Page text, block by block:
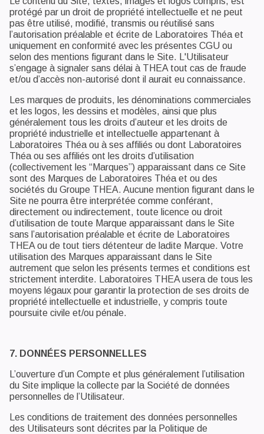
protégé par un droit de propriété intellectuelle et ne peut
pas être utilisé, modifié, transmis ou réutilisé sans
l’autorisation préalable et écrite de Laboratoires Théa et
uniquement en conformité avec les présentes CGU ou
selon des mentions figurant dans le Site. L'Utilisateur
s’engage à signaler sans délai à THEA tout cas de fraude
et/ou d’accès non-autorisé dont il aurait eu connaissance.
Les marques de produits, les dénominations commerciales
et les logos, les dessins et modèles, ainsi que plus
généralement tous les droits d’auteur et les droits de
propriété industrielle et intellectuelle appartenant à
Laboratoires Théa ou à ses affiliés ou dont Laboratoires
Théa ou ses affiliés ont les droits d’utilisation
(collectivement les “Marques”) apparaissant dans ce Site
sont des Marques de Laboratoires Théa et ou des
sociétés du Groupe THEA. Aucune mention figurant dans le
Site ne pourra être interprétée comme conférant,
directement ou indirectement, toute licence ou droit
d’utilisation de toute Marque apparaissant dans le Site
sans l’autorisation préalable et écrite de Laboratoires
THEA ou de tout tiers détenteur de ladite Marque. Votre
utilisation des Marques apparaissant dans le Site
autrement que selon les présents termes et conditions est
strictement interdite. Laboratoires THEA usera de tous les
moyens légaux pour garantir la protection de ses droits de
propriété intellectuelle et industrielle, y compris toute
poursuite civile et/ou pénale.
7. DONNÉES PERSONNELLES
L’ouverture d’un Compte et plus généralement l’utilisation
du Site implique la collecte par la Société de données
personnelles de l’Utilisateur.
Les conditions de traitement des données personnelles
des Utilisateurs sont décrites par la Politique de